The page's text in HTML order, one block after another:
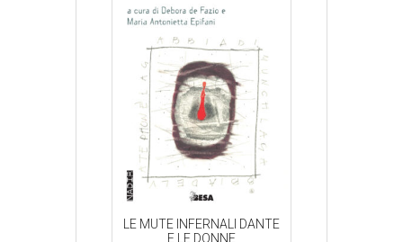
LE MUTE INFERNALI DANTE
E LE DONNE